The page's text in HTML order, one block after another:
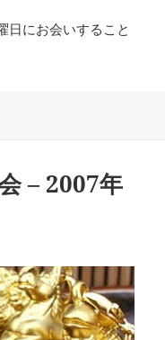
日にお会いすること
– 2007年